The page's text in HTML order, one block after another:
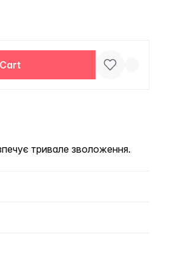
тривале зволоження.